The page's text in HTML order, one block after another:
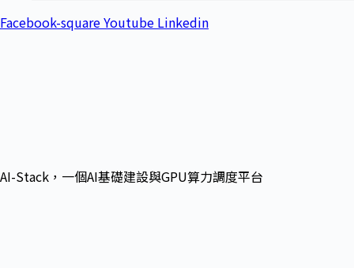
Facebook-squareYoutube Linkedin
AI-Stack，一個AI基礎建設與GPU算力調度平台